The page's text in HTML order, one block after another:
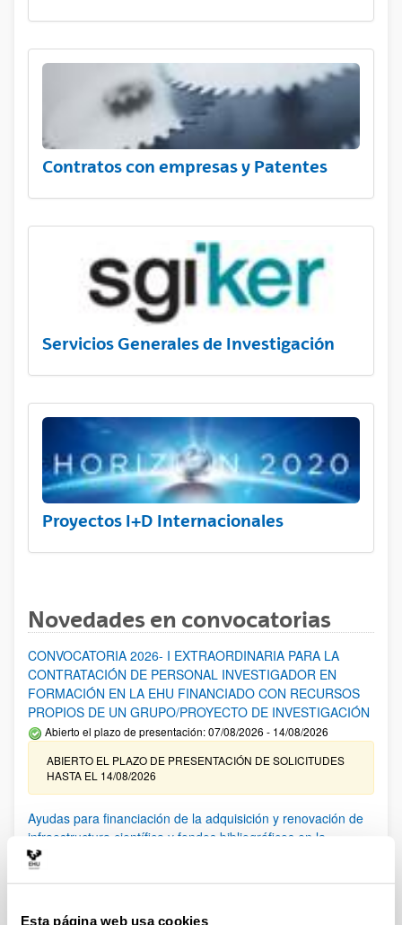
Esta página web usa cookies
Contratos con empresas y Patentes
Servicios Generales de Investigación
Proyectos I+D Internacionales
Novedades en convocatorias
CONVOCATORIA 2026- I EXTRAORDINARIA PARA LA
CONTRATACIÓN DE PERSONAL INVESTIGADOR EN
FORMACIÓN EN LA EHU FINANCIADO CON RECURSOS
PROPIOS DE UN GRUPO/PROYECTO DE INVESTIGACIÓN
Abierto el plazo de presentación: 07/08/2026 - 14/08/2026
ABIERTO EL PLAZO DE PRESENTACIÓN DE SOLICITUDES
HASTA EL 14/08/2026
Ayudas para financiación de la adquisición y renovación de
infraestructura científica y fondos bibliográficos en la
UPV/EHU 2026
solicitudes admitidas y excluidas. 23/03/2026: Relación